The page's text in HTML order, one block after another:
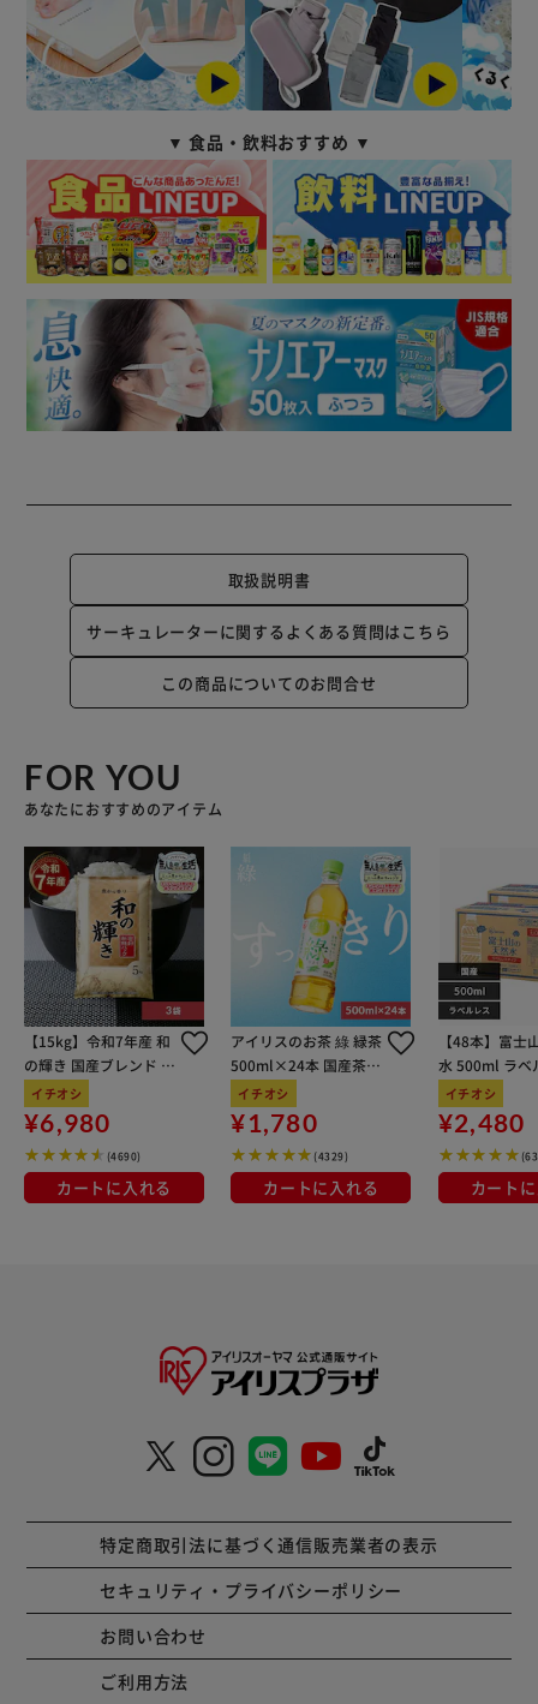
▼ 食品・飲料おすすめ ▼
取扱説明書
サーキュレーターに関するよくある質問はこちら
この商品についてのお問合せ
FOR YOU
あなたにおすすめのアイテム
【15kg】令和7年産 和
の輝き 国産ブレンド 5
kg×3袋
イチオシ
¥6,980
(4690)
カートに入れる
アイリスのお茶 綠 緑茶
500ml×24本 国産茶葉
100％使用
イチオシ
¥1,780
(4329)
カートに入れる
【48本】富士
水 500ml ラベ
イチオシ
¥2,480
カート
特定商取引法に基づく通信販売業者の表示
セキュリティ・プライバシーポリシー
お問い合わせ
ご利用方法